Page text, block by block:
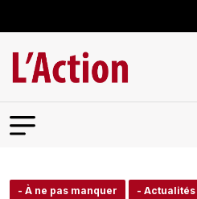
- À ne pas manquer - Actualités